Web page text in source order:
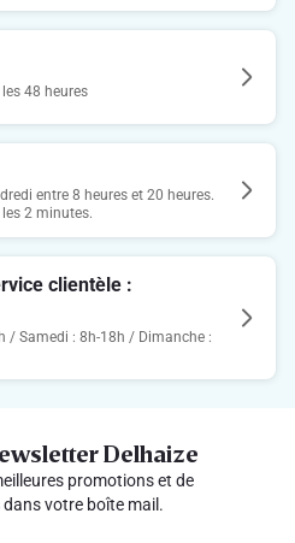
48 heures
entre 8 heures et 20 heures.
2 minutes.
clientèle :
/ Samedi : 8h-18h / Dimanche :
Delhaize
promotions et de
votre boîte mail.